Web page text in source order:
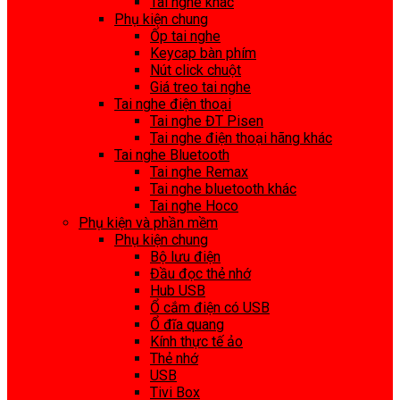
Phụ kiện chung
Ốp tai nghe
Keycap bàn phím
Nút click chuột
Giá treo tai nghe
Tai nghe điện thoại
Tai nghe ĐT Pisen
Tai nghe điện thoại hãng khác
Tai nghe Bluetooth
Tai nghe Remax
Tai nghe bluetooth khác
Tai nghe Hoco
Phụ kiện và phần mềm
Phụ kiện chung
Bộ lưu điện
Đầu đọc thẻ nhớ
Hub USB
Ổ cắm điện có USB
Ổ đĩa quang
Kính thực tế ảo
Thẻ nhớ
USB
Tivi Box